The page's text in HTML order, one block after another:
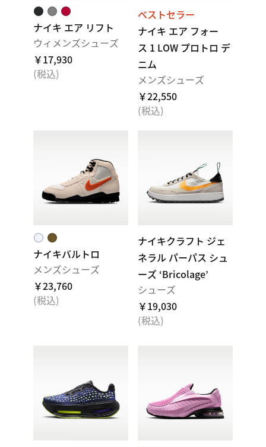
ナイキ エア リフト
ウィメンズシューズ
￥17,930
(税込)
ベストセラー
ナイキ エア フォー
ス 1 LOW プロトロ デ
ニム
メンズシューズ
￥22,550
(税込)
ナイキ⁠バルトロ
メンズシューズ
￥23,760
(税込)
ナイキクラフト ジェ
ネラル パーパス シュ
ーズ ‘Bricolage’
シューズ
￥19,030
(税込)